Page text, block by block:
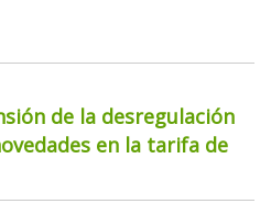
de la desregulación
en la tarifa de